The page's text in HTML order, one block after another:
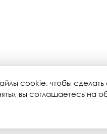
cookie, чтобы
вы соглашаетесь на